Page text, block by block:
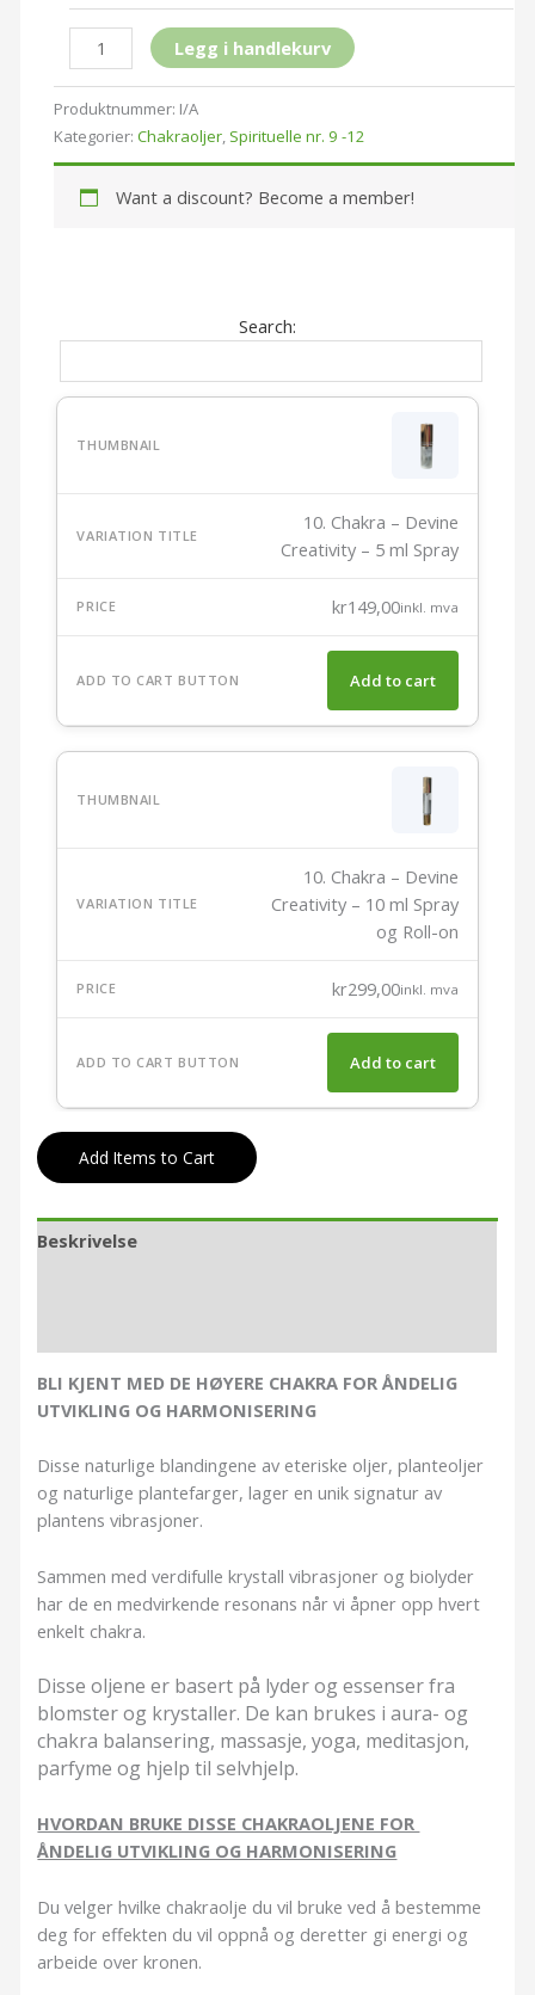
Legg i handlekurv
Produktnummer: I/A
Kategorier:Chakraoljer, Spirituelle nr. 9 -12
Want a discount? Become a member!
Search:
10. Chakra – Devine
Creativity – 5 ml Spray
kr149,00inkl. mva
Add to cart
10. Chakra – Devine
Creativity – 10 ml Spray
og Roll-on
kr299,00inkl. mva
Add to cart
AddItems to Cart
Beskrivelse
BLI KJENT MED DE HØYERE CHAKRA FOR ÅNDELIG
UTVIKLING OG HARMONISERING
Disse naturlige blandingene av eteriske oljer, planteoljer
og naturlige plantefarger, lager en unik signatur av
plantens vibrasjoner.
Sammen med verdifulle krystall vibrasjoner og biolyder
har de en medvirkende resonans når vi åpner opp hvert
enkelt chakra.
Disse oljene er basert på lyder og essenser fra
blomster og krystaller. De kan brukes i aura- og
chakra balansering, massasje, yoga, meditasjon,
parfyme og hjelp til selvhjelp.
HVORDAN BRUKE DISSE CHAKRAOLJENE FOR
ÅNDELIG UTVIKLING OG HARMONISERING
Du velger hvilke chakraolje du vil bruke ved å bestemme
deg for effekten du vil oppnå og deretter gi energi og
arbeide over kronen.